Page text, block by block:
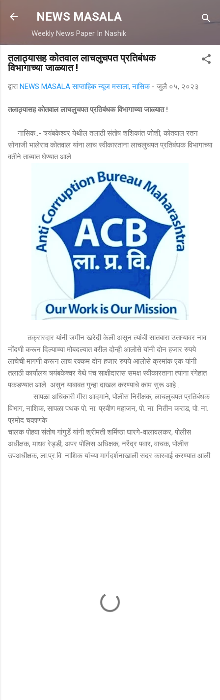
मुख्य सामग्रीवर वगळा
NEWS MASALA
Weekly News Paper In Nashik
तलाठ्यासह कोतवाल लाचलुचपत प्रतिबंधक
विभागाच्या जाळ्यात !
द्वाराNEWS MASALA साप्ताहिक न्यूज मसाला, नासिक - जुलै ०५, २०२३
तलाठ्यासह कोतवाल लाचलुचपत प्रतिबंधक विभागाच्या जाळ्यात !
नासिक::- त्र्यंबकेश्वर येथील तलाठी संतोष शशिकांत जोशी, कोतवाल रतन
सोनाजी भालेराव कोतवाल यांना लाच स्वीकारताना लाचलुचपत प्रतिबंधक विभागाच्या
वतीने ताब्यात घेण्यात आले.
तक्रारदार यांनी जमीन खरेदी केली असून त्यांची सातबारा उताऱ्यावर नाव
नोंदणी करून दिल्याच्या मोबदल्यात वरील दोन्ही आलोसे यांनी दोन हजार रुपये
लाचेची मागणी करून लाच रक्कम दोन हजार रुपये आलोसे क्रमांक एक यांनी
तलाठी कार्यालय त्र्यंबकेश्वर येथे पंच साक्षीदारास समक्ष स्वीकारताना त्यांना रंगेहात
पकडण्यात आले असुन याबाबत गुन्हा दाखल करण्याचे काम सुरू आहे .
सापळा अधिकारी मीरा आदमाने, पोलीस निरीक्षक, लाचलुचपत प्रतिबंधक
विभाग, नाशिक, सापळा पथक पो. ना. प्रवीण महाजन, पो. ना. नितीन कराड, पो. ना.
प्रमोद चव्हाणके
चालक पोहवा संतोष गांगुर्डे यांनी श्रीमती शर्मिष्ठा घारगे-वालावलकर, पोलीस
अधीक्षक, माधव रेड्डी, अपर पोलिस अधिक्षक, नरेंद्र पवार, वाचक, पोलीस
उपअधीक्षक, ला.प्र.वि. नाशिक यांच्या मार्गदर्शनाखाली सदर कारवाई करण्यात आली.